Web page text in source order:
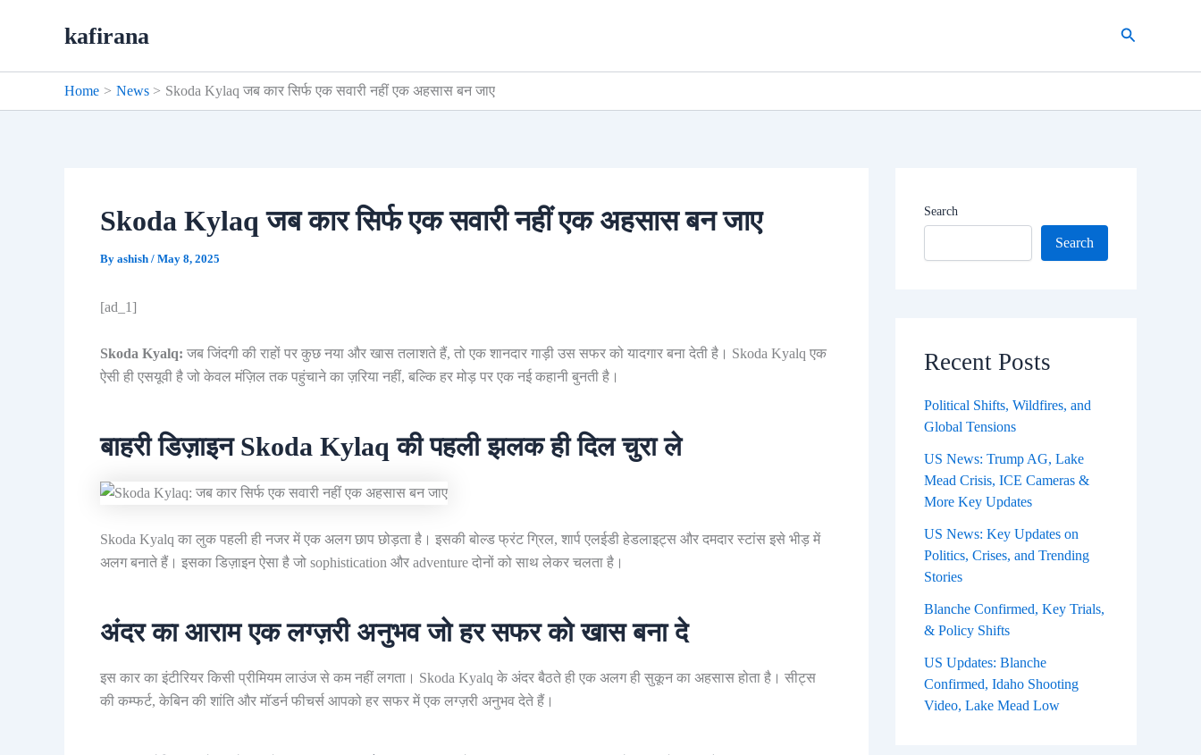
kafirana Search
Home News Skoda Kylaq जब कार सिर्फ एक सवारी नहीं एक अहसास बन जाए
Skoda Kylaq जब कार सिर्फ एक सवारी नहीं एक अहसास बन जाए
By ashish / May 8, 2025
[ad_1]
Skoda Kyalq: जब जिंदगी की राहों पर कुछ नया और खास तलाशते हैं, तो एक शानदार गाड़ी उस सफर को यादगार बना देती है। Skoda Kyalq एक
ऐसी ही एसयूवी है जो केवल मंज़िल तक पहुंचाने का ज़रिया नहीं, बल्कि हर मोड़ पर एक नई कहानी बुनती है।
बाहरी डिज़ाइन Skoda Kylaq की पहली झलक ही दिल चुरा ले
Skoda Kyalq का लुक पहली ही नजर में एक अलग छाप छोड़ता है। इसकी बोल्ड फ्रंट ग्रिल, शार्प एलईडी हेडलाइट्स और दमदार स्टांस इसे भीड़ में
अलग बनाते हैं। इसका डिज़ाइन ऐसा है जो sophistication और adventure दोनों को साथ लेकर चलता है।
अंदर का आराम एक लग्ज़री अनुभव जो हर सफर को खास बना दे
इस कार का इंटीरियर किसी प्रीमियम लाउंज से कम नहीं लगता। Skoda Kyalq के अंदर बैठते ही एक अलग ही सुकून का अहसास होता है। सीट्स
की कम्फर्ट, केबिन की शांति और मॉडर्न फीचर्स आपको हर सफर में एक लग्ज़री अनुभव देते हैं।
Search
Search
Recent Posts
Political Shifts, Wildfires, and
Global Tensions
US News: Trump AG, Lake
Mead Crisis, ICE Cameras &
More Key Updates
US News: Key Updates on
Politics, Crises, and Trending
Stories
Blanche Confirmed, Key Trials,
& Policy Shifts
US Updates: Blanche
Confirmed, Idaho Shooting
Video, Lake Mead Low